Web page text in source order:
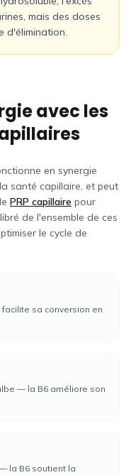
mais des doses
d'élimination.
avec les
en synergie
santé capillaire, et peut
PRP capillaire pour
de l'ensemble de ces
le cycle de
sa conversion en
— la B6 améliore son
la B6 soutient la